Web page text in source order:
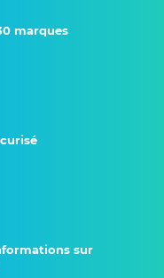
marques
sur